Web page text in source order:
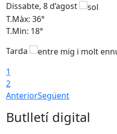
Dissabte, 8 d’agost
T.Màx: 36°
T.Min: 18°
Tarda
1
2
AnteriorSegüent
Butlletí digital